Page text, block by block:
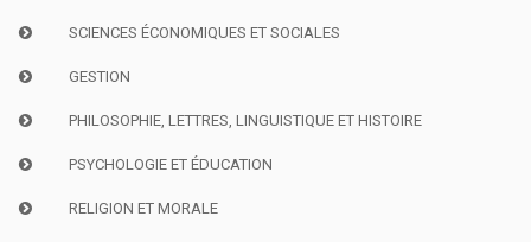
SCIENCES ÉCONOMIQUES ET SOCIALES
GESTION
PHILOSOPHIE, LETTRES, LINGUISTIQUE ET HISTOIRE
PSYCHOLOGIE ET ÉDUCATION
RELIGION ET MORALE